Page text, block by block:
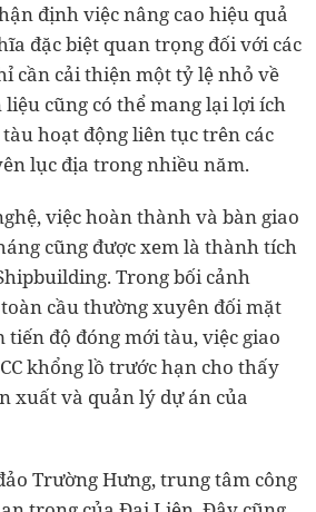
định việc nâng cao hiệu quả
đặc biệt quan trọng đối với các
cần cải thiện một tỷ lệ nhỏ về
cũng có thể mang lại lợi ích
hoạt động liên tục trên các
lục địa trong nhiều năm.
việc hoàn thành và bàn giao
cũng được xem là thành tích
Trong bối cảnh
cầu thường xuyên đối mặt
độ đóng mới tàu, việc giao
khổng lồ trước hạn cho thấy
xuất và quản lý dự án của
Trường Hưng, trung tâm công